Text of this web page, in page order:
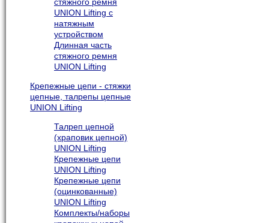
UNION Lifting с
натяжным
устройством
Длинная часть
стяжного ремня
UNION Lifting
Крепежные цепи - стяжки
цепные, талрепы цепные
UNION Lifting
Талреп цепной
(храповик цепной)
UNION Lifting
Крепежные цепи
UNION Lifting
Крепежные цепи
(оцинкованные)
UNION Lifting
Комплекты/наборы